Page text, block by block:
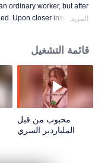
ordinary worker, but after
Upon closer inspection,
المزيد
قائمة التشغيل
محبوب من قبل
الملياردير السري